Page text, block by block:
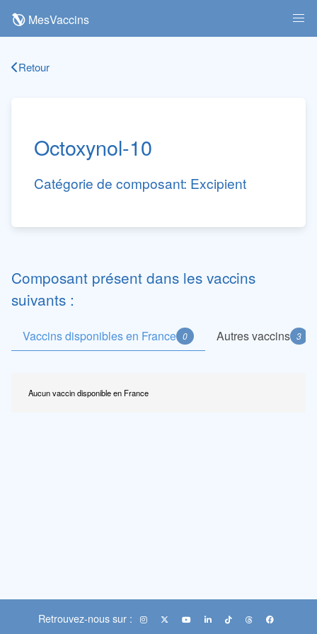
MesVaccins
Retour
Octoxynol-10
Catégorie de composant: Excipient
Composant présent dans les vaccins
suivants :
Vaccins disponibles en France 0 Autres vaccins 3
Aucun vaccin disponible en France
Retrouvez-nous sur :